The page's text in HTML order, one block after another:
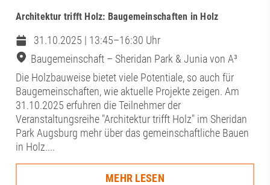
Architektur trifft Holz: Baugemeinschaften in Holz
31.10.2025 | 13:45–16:30 Uhr
Baugemeinschaft – Sheridan Park & Junia von A³
Die Holzbauweise bietet viele Potentiale, so auch für
Baugemeinschaften, wie aktuelle Projekte zeigen. Am
31.10.2025 erfuhren die Teilnehmer der
Veranstaltungsreihe "Architektur trifft Holz" im Sheridan
Park Augsburg mehr über das gemeinschaftliche Bauen
in Holz....
MEHR LESEN